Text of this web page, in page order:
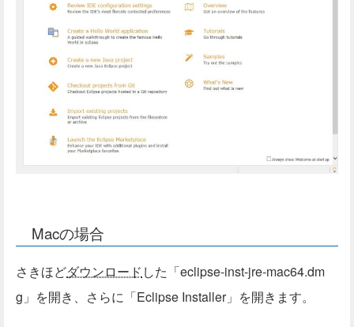
Macの場合
さきほどダウンロード した「eclipse-inst-jre-mac64.dm
g」を開き、さらに「Eclipse Installer」を開きます。